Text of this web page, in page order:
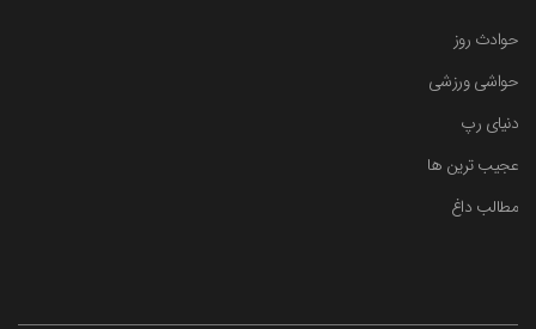
حوادث روز
حواشی ورزشی
دنیای رپ
عجیب ترین ها
مطالب داغ